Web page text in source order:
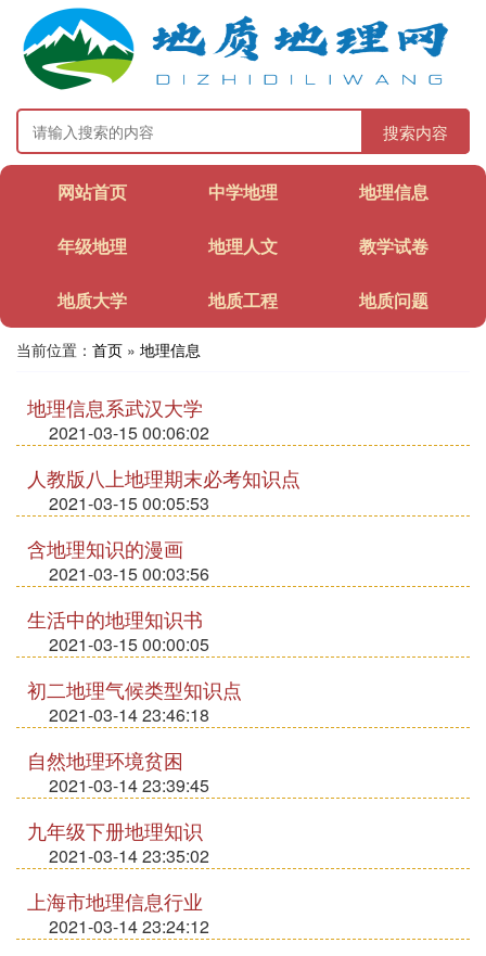
搜索内容
网站首页 中学地理 地理信息
年级地理 地理人文 教学试卷
地质大学 地质工程 地质问题
当前位置： 首页 » 地理信息
地理信息系武汉大学
2021-03-15 00:06:02
人教版八上地理期末必考知识点
2021-03-15 00:05:53
含地理知识的漫画
2021-03-15 00:03:56
生活中的地理知识书
2021-03-15 00:00:05
初二地理气候类型知识点
2021-03-14 23:46:18
自然地理环境贫困
2021-03-14 23:39:45
九年级下册地理知识
2021-03-14 23:35:02
上海市地理信息行业
2021-03-14 23:24:12